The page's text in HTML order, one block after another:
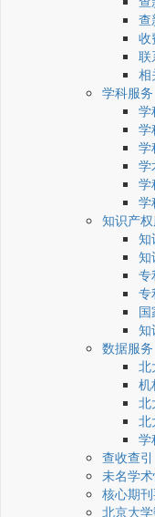
查
收
联
相
学科服务
学
学
学
学
学
学
知识产
知
知
专
专
知
数据服务
北
机
北
北
学
查收查引
未名学
核心期
北京大